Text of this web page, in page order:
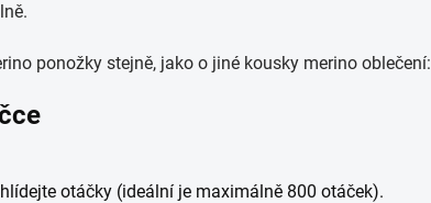
ponožky stejně, jako o jiné kousky merino oblečení:
otáčky (ideální je maximálně 800 otáček).